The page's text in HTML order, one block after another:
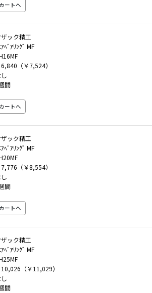
カートへ
ック精工
ｱﾍﾞｱﾘﾝｸﾞ MF
6,840（￥7,524）
間
カートへ
ック精工
ｱﾍﾞｱﾘﾝｸﾞ MF
7,776（￥8,554）
間
カートへ
ック精工
ｱﾍﾞｱﾘﾝｸﾞ MF
10,026（￥11,029）
間